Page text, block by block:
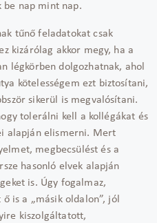
be nap mint nap.
tűnő feladatokat csak
kizárólag akkor megy, ha a
légkörben dolgozhatnak, ahol
kötelességem ezt biztosítani,
sikerül is megvalósítani.
tolerálni kell a kollégákat és
alapján elismerni. Mert
megbecsülést és a
hasonló elvek alapján
is. Úgy fogalmaz,
is a „másik oldalon”, jól
kiszolgáltatott,